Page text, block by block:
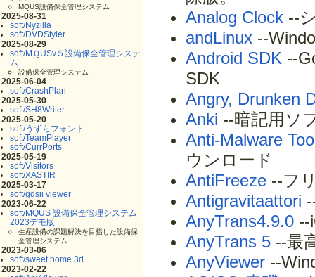
MQUS設備保全管理システム
2025-08-31
soft/Nyzilla
soft/DVDStyler
2025-08-29
soft/MＱUSv５設備保全管理システ
ム
設備保全管理システム
2025-06-04
soft/CrashPlan
2025-05-30
soft/SH8Writer
2025-05-20
soft/うずらフォント
soft/TeamPlayer
soft/CurrPorts
2025-05-19
soft/Visitors
soft/XASTIR
2025-03-17
soft/gdsii viewer
2023-06-22
soft/MQUS 設備保全管理システム
2023デモ版
生産設備の課題解決を目指した設備保
全管理システム
2023-03-06
soft/sweet home 3d
2023-02-22
Analog Clock --
andLinux --
Android SDK --
SDK
Angry, Drunken
Anki --暗記用ソ
Anti-Malware
ウンロード
AntiFreeze --フ
Antigravitaattori
AnyTrans4.9.0 --
AnyTrans 5 --最
AnyViewer --